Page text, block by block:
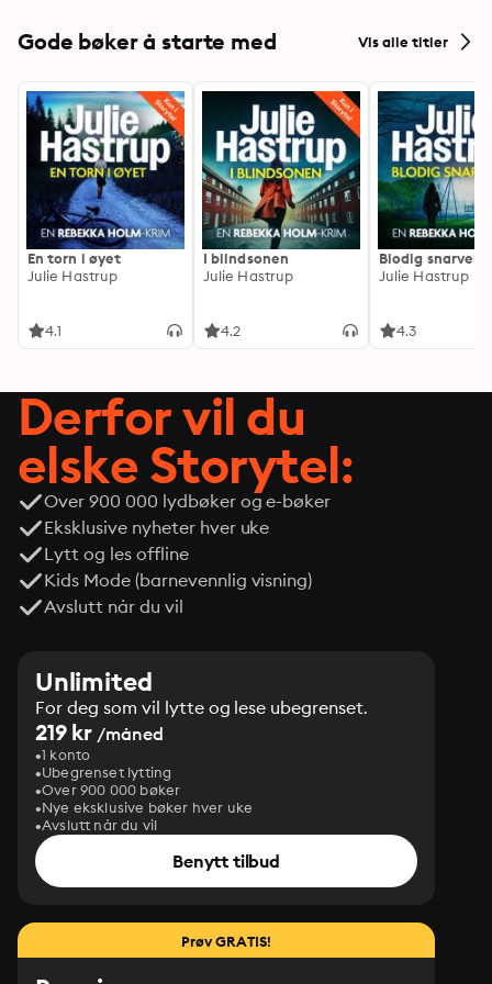
Gode bøker å starte med Vis alle titler
En torn i øyet
Julie Hastrup
4.1
I blindsonen
Julie Hastrup
4.2
Blodig snarvei
Julie Hastrup
4.3
Derfor vil du
elske Storytel:
Over 900 000 lydbøker og e-bøker
Eksklusive nyheter hver uke
Lytt og les offline
Kids Mode (barnevennlig visning)
Avslutt når du vil
Unlimited
For deg som vil lytte og lese ubegrenset.
219 kr /måned
1 konto
Ubegrenset lytting
Over 900 000 bøker
Nye eksklusive bøker hver uke
Avslutt når du vil
Benytt tilbud
Prøv GRATIS!